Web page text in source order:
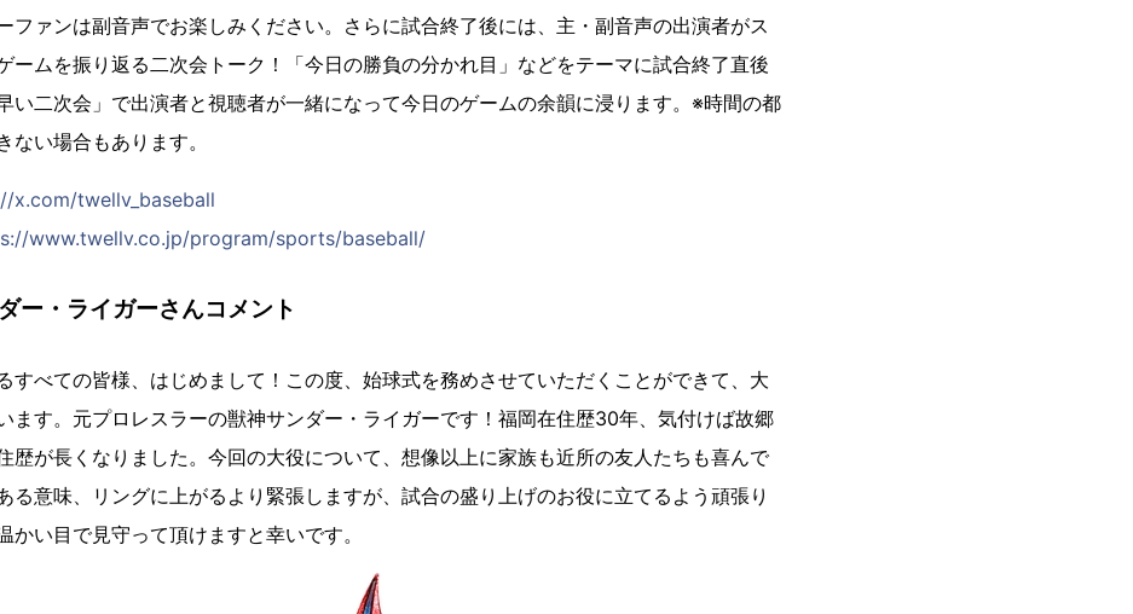
ファンは副音声でお楽しみください。さらに試合終了後には、主・副音声の出演者がス
ームを振り返る二次会トーク！「今日の勝負の分かれ目」などをテーマに試合終了直後
い二次会」で出演者と視聴者が一緒になって今日のゲームの余韻に浸ります。※時間の都
ない場合もあります。
x.com/twellv_baseball
www.twellv.co.jp/program/sports/baseball/
ー・ライガーさんコメント
すべての皆様、はじめまして！この度、始球式を務めさせていただくことができて、大
ます。元プロレスラーの獣神サンダー・ライガーです！福岡在住歴30年、気付けば故郷
歴が長くなりました。今回の大役について、想像以上に家族も近所の友人たちも喜んで
る意味、リングに上がるより緊張しますが、試合の盛り上げのお役に立てるよう頑張り
かい目で見守って頂けますと幸いです。